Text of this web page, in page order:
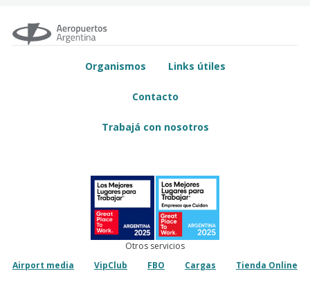
Organismos Links útiles
Contacto
Trabajá con nosotros
Otros servicios
Airport media
VipClub FBO Cargas Tienda Online